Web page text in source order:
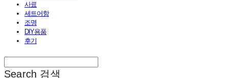
사료
세트어항
조명
DIY용품
후기
Search 검색